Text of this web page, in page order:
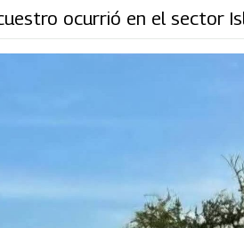
ocurrió en el sector